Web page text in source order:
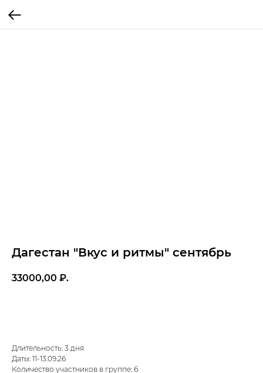
Дагестан "Вкус и ритмы" сентябрь
33000,00 ₽.
Длительность: 3 дня
Даты: 11-13.09.26
Количество участников в группе: 6